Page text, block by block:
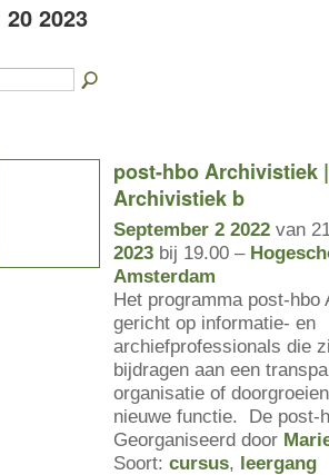
2023
post-hbo Archivistiek
Archivistiek b
September 2 2022 van
2023 bij 19.00 –
Amsterdam
Het programma post-
gericht op informatie- en
archiefprofessionals die
bijdragen aan een
organisatie of
nieuwe functie. De post-
Georganiseerd door
Soort: cursus, leergang